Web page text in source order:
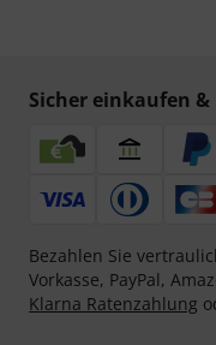
Sicher einkaufen &
Bezahlen Sie
Vorkasse, PayPal,
Klarna Ratenzahlung